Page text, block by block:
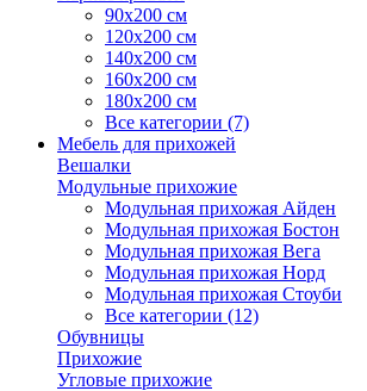
90х200 см
120х200 см
140х200 см
160х200 см
180х200 см
Все категории (7)
Мебель для прихожей
Вешалки
Модульные прихожие
Модульная прихожая Айден
Модульная прихожая Бостон
Модульная прихожая Вега
Модульная прихожая Норд
Модульная прихожая Стоуби
Все категории (12)
Обувницы
Прихожие
Угловые прихожие